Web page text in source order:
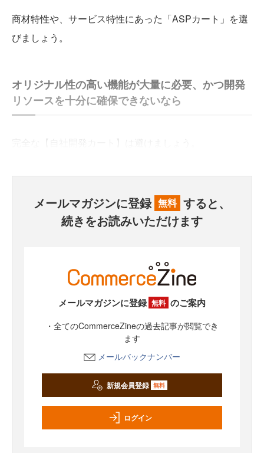
商材特性や、サービス特性にあった「ASPカート」を選
びましょう。
オリジナル性の高い機能が大量に必要、かつ開発
リソースを十分に確保できないなら
メールマガジンに登録 無料 すると、
続きをお読みいただけます
メールマガジンに登録 無料 のご案内
・全てのCommerceZineの過去記事が閲覧でき
ます
メールバックナンバー
新規会員登録 無料
ログイン